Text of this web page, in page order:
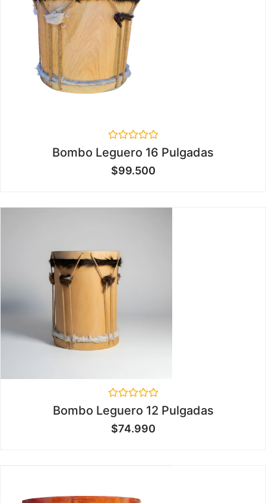
en
0
de
Bombo Leguero 16 Pulgadas
$99.500
en
0
de
Bombo Leguero 12 Pulgadas
$74.990